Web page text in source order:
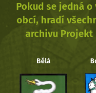
Pokud se jedná
obcí, hradí
archivu
Bělá